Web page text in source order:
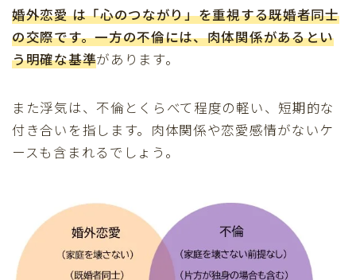
婚外恋愛 は「心のつながり」を重視する既婚者同士
の交際です。一方の不倫には、肉体関係があるとい
う明確な基準があります。
また浮気は、不倫とくらべて程度の軽い、短期的な
付き合いを指します。肉体関係や恋愛感情がないケ
ースも含まれるでしょう。